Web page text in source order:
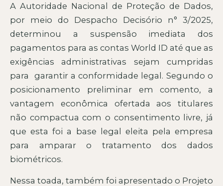
A Autoridade Nacional de Proteção de Dados,
por meio do Despacho Decisório n° 3/2025,
determinou a suspensão imediata dos
pagamentos para as contas World ID até que as
exigências administrativas sejam cumpridas
para garantir a conformidade legal. Segundo o
posicionamento preliminar em comento, a
vantagem econômica ofertada aos titulares
não compactua com o consentimento livre, já
que esta foi a base legal eleita pela empresa
para amparar o tratamento dos dados
biométricos.
Nessa toada, também foi apresentado o Projeto